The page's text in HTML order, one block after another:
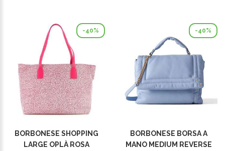
-40%
BORBONESE SHOPPING
LARGE OPLÀ ROSA
-40%
BORBONESE BORSA A
MANO MEDIUM REVERSE